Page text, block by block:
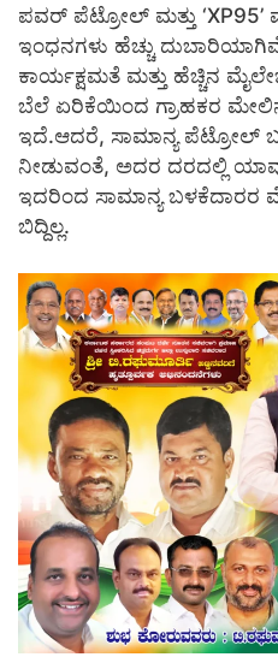
ಪವರ್ ಪೆಟ್ರೋಲ್ ಮತ್ತು
ಇಂಧನಗಳು ಹೆಚ್ಚು
ಕಾರ್ಯಕ್ಷಮತೆ ಮತ್ತು ಹೆಚ್ಚಿನ
ಬೆಲೆ ಏರಿಕೆಯಿಂದ ಗ್ರಾಹಕರ ಮೇಲಿನ
ಇದೆ.ಆದರೆ, ಸಾಮಾನ್ಯ ಪೆಟ್ರೋಲ್
ನೀಡುವಂತೆ, ಅದರ ದರದಲ್ಲಿ
ಇದರಿಂದ ಸಾಮಾನ್ಯ ಬಳಕೆದಾರರ
ಬಿದ್ದಿಲ್ಲ.